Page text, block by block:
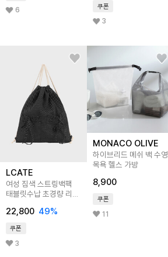
6 쿠폰
3
LCATE
여성 짐색 스트링백팩
태블릿수납 초경량 리본
LAIN033
22,800 49%
쿠폰
3
MONACO OLIVE
하이브리드 메쉬 백 수영
목욕 헬스 가방
8,900
쿠폰
11